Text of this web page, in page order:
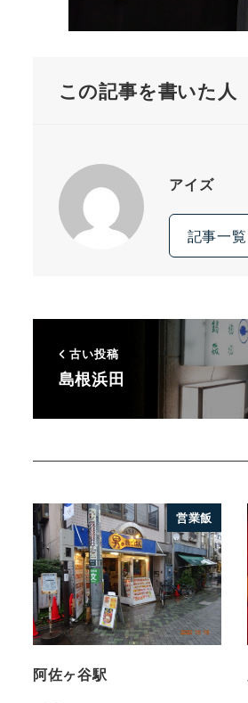
この記事を書いた人
アイズ
記事一覧
古い投稿
島根浜田
営業飯
阿佐ヶ谷駅